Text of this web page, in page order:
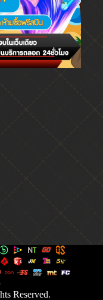
Reserved.